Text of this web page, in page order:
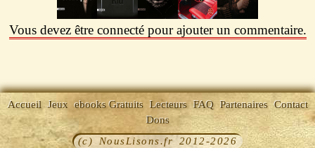
Vous devez être connecté pour ajouter un commentaire.
Accueil Jeux ebooks Gratuits Lecteurs FAQ Partenaires Contact
Dons
(c) NousLisons.fr 2012-2026